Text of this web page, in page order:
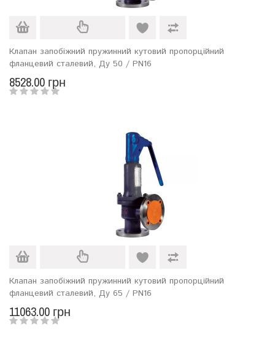
Клапан запобіжний пружинний кутовий пропорційний
фланцевий сталевий, Ду 50 / PN16
8528.00 грн
Клапан запобіжний пружинний кутовий пропорційний
фланцевий сталевий, Ду 65 / PN16
11063.00 грн